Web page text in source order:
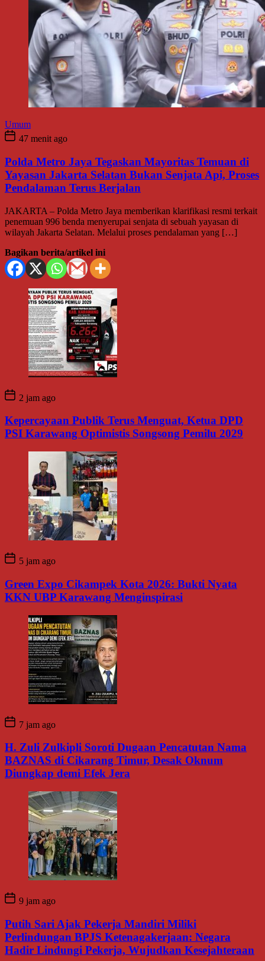
Umum
47 menit ago
Polda Metro Jaya Tegaskan Mayoritas Temuan di
Yayasan Jakarta Selatan Bukan Senjata Api, Proses
Pendalaman Terus Berjalan
JAKARTA – Polda Metro Jaya memberikan klarifikasi resmi terkait
penemuan 996 benda menyerupai senjata di sebuah yayasan di
wilayah Jakarta Selatan. Melalui proses pendalaman yang […]
Bagikan berita/artikel ini
2 jam ago
Kepercayaan Publik Terus Menguat, Ketua DPD
PSI Karawang Optimistis Songsong Pemilu 2029
5 jam ago
Green Expo Cikampek Kota 2026: Bukti Nyata
KKN UBP Karawang Menginspirasi
7 jam ago
H. Zuli Zulkipli Soroti Dugaan Pencatutan Nama
BAZNAS di Cikarang Timur, Desak Oknum
Diungkap demi Efek Jera
9 jam ago
Putih Sari Ajak Pekerja Mandiri Miliki
Perlindungan BPJS Ketenagakerjaan: Negara
Hadir Lindungi Pekerja, Wujudkan Kesejahteraan